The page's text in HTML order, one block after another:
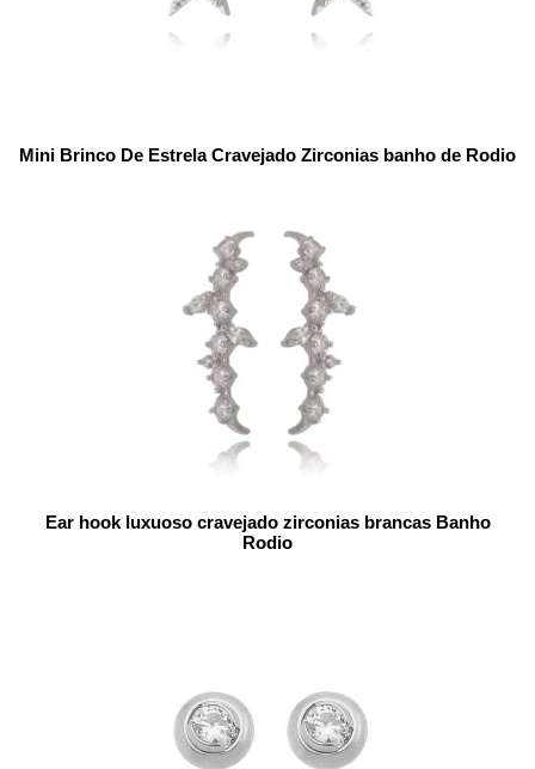
Mini Brinco De Estrela Cravejado Zirconias banho de Rodio
Ear hook luxuoso cravejado zirconias brancas Banho
Rodio